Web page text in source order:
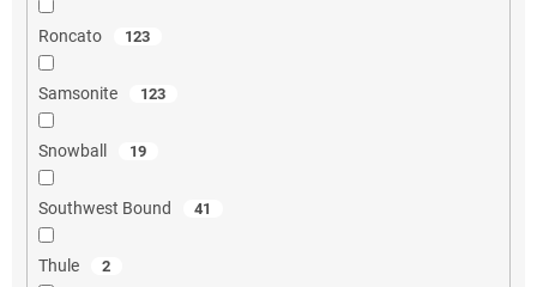
Roncato 123
Samsonite 123
Snowball 19
Southwest Bound 41
Thule 2